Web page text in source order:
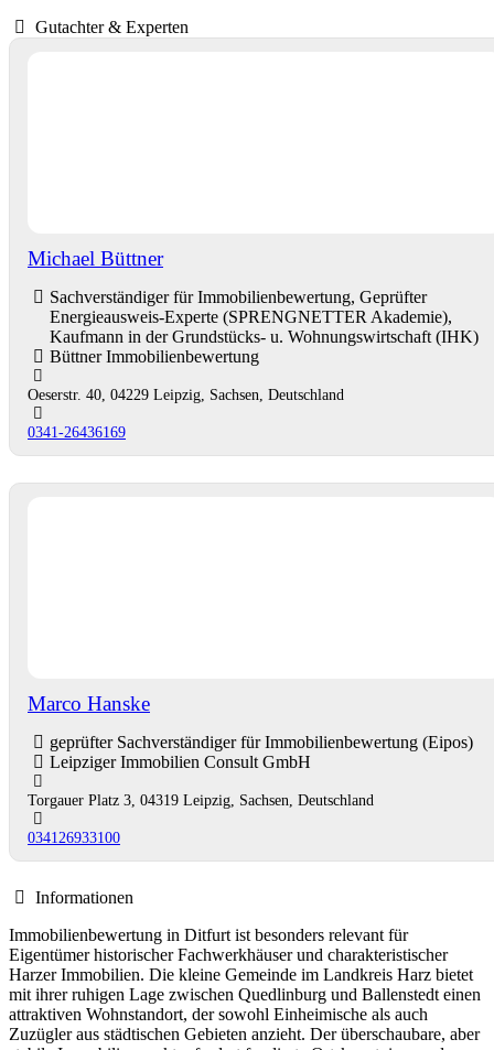
Gutachter & Experten
Michael Büttner
Sachverständiger für Immobilienbewertung, Geprüfter
Energieausweis-Experte (SPRENGNETTER Akademie),
Kaufmann in der Grundstücks- u. Wohnungswirtschaft (IHK)
Büttner Immobilienbewertung
Oeserstr. 40, 04229 Leipzig, Sachsen, Deutschland
0341-26436169
Marco Hanske
geprüfter Sachverständiger für Immobilienbewertung (Eipos)
Leipziger Immobilien Consult GmbH
Torgauer Platz 3, 04319 Leipzig, Sachsen, Deutschland
034126933100
Informationen
Immobilienbewertung in Ditfurt ist besonders relevant für
Eigentümer historischer Fachwerkhäuser und charakteristischer
Harzer Immobilien. Die kleine Gemeinde im Landkreis Harz bietet
mit ihrer ruhigen Lage zwischen Quedlinburg und Ballenstedt einen
attraktiven Wohnstandort, der sowohl Einheimische als auch
Zuzügler aus städtischen Gebieten anzieht. Der überschaubare, aber